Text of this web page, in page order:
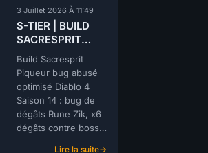
|
BUILD
DRUIDE
Déchiquetage
esprit
illimité
(@Screamheart)
|
SAISON
3 Juillet 2026 À 11:49
S-TIER | BUILD
SACRESPRIT
Piqueur bug
abusé
(@imortilize) |
SAISON 14
Build Sacresprit
Piqueur bug abusé
optimisé Diablo 4
Saison 14 : bug de
dégâts Rune Zik, x6
dégâts contre boss
Lire la suite